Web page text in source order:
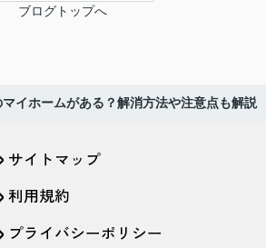
ブログトップへ
イホームがある？解消方法や注意点も解説
サイトマップ
利用規約
プライバシーポリシー